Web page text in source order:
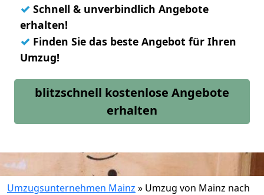
✓ Schnell & unverbindlich Angebote
erhalten!
✓ Finden Sie das beste Angebot für Ihren
Umzug!
blitzschnell kostenlose Angebote
erhalten
Umzugsunternehmen Mainz » Umzug von Mainz nach